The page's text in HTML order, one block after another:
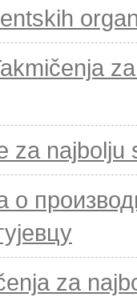
za najbolju
za